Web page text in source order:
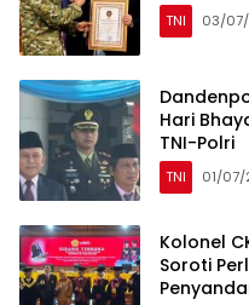
TNI 03/
Hari
TNI-Polri
TNI 01/
Kolonel
Soroti